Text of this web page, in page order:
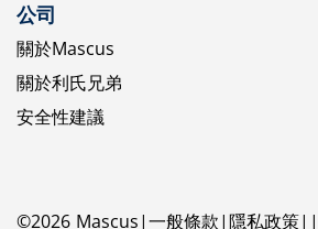
公司
關於Mascus
關於利氏兄弟
安全性建議
©2026 Mascus 一般條款 隱私政策